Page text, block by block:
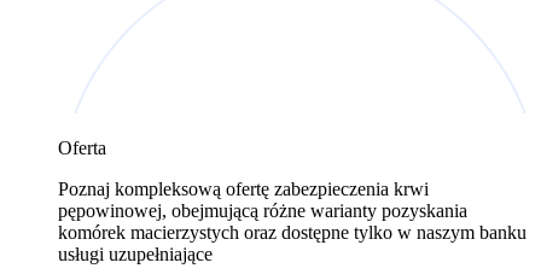
Oferta
Poznaj kompleksową ofertę zabezpieczenia krwi
pępowinowej, obejmującą różne warianty pozyskania
komórek macierzystych oraz dostępne tylko w naszym banku
usługi uzupełniające